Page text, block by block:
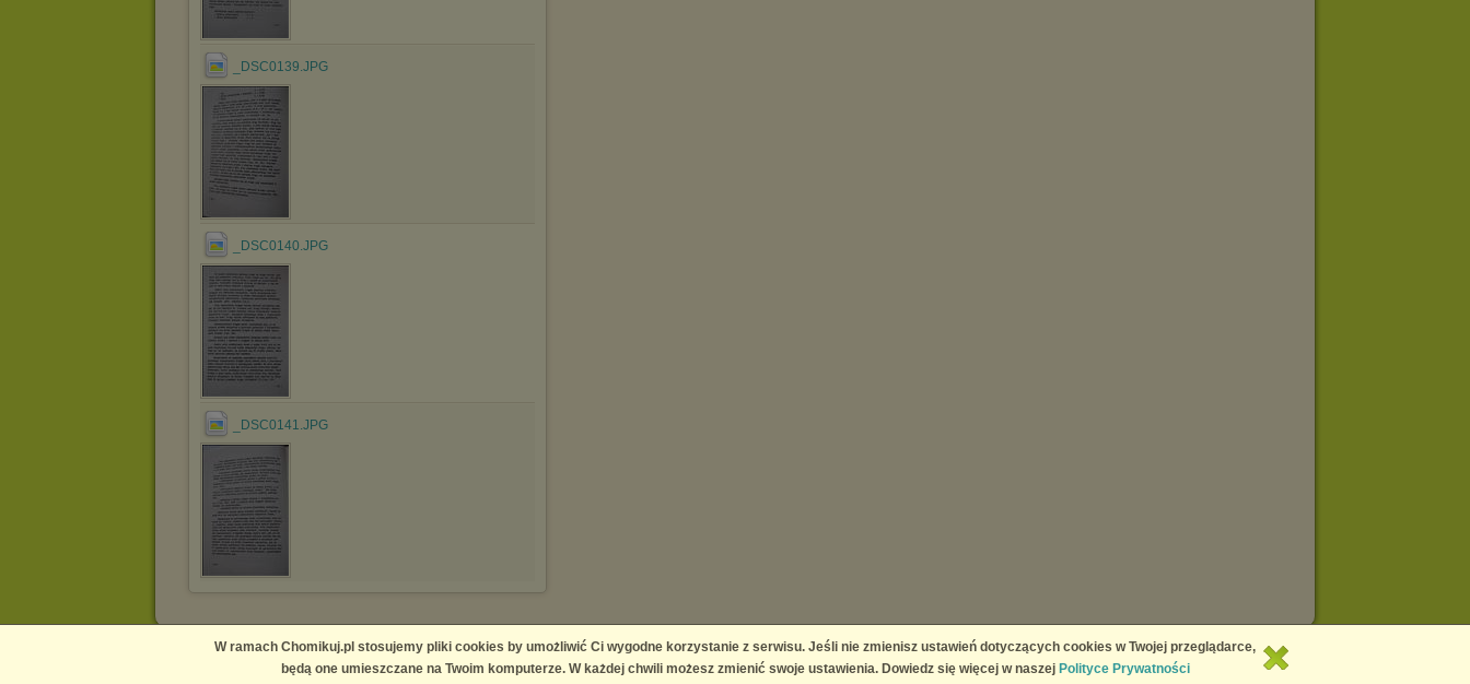
_DSC0139.JPG
_DSC0140.JPG
_DSC0141.JPG
Contact us Media Help
Publishers Platform
Privacy policy Report copyright infringement
Copyright © 2026 Chomikuj.pl
W ramach Chomikuj.pl stosujemy pliki cookies by umożliwić Ci wygodne korzystanie z serwisu. Jeśli nie zmienisz ustawień dotyczących cookies w Twojej przeglądarce,
będą one umieszczane na Twoim komputerze. W każdej chwili możesz zmienić swoje ustawienia. Dowiedz się więcej w naszej Polityce Prywatności